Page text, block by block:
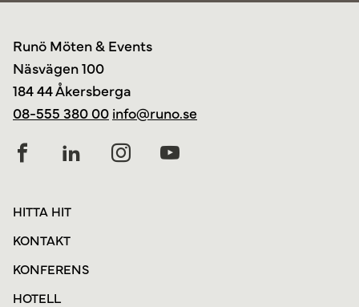
Runö Möten & Events
Näsvägen 100
184 44 Åkersberga
08-555 380 00 info@runo.se
HITTA HIT
KONTAKT
KONFERENS
HOTELL